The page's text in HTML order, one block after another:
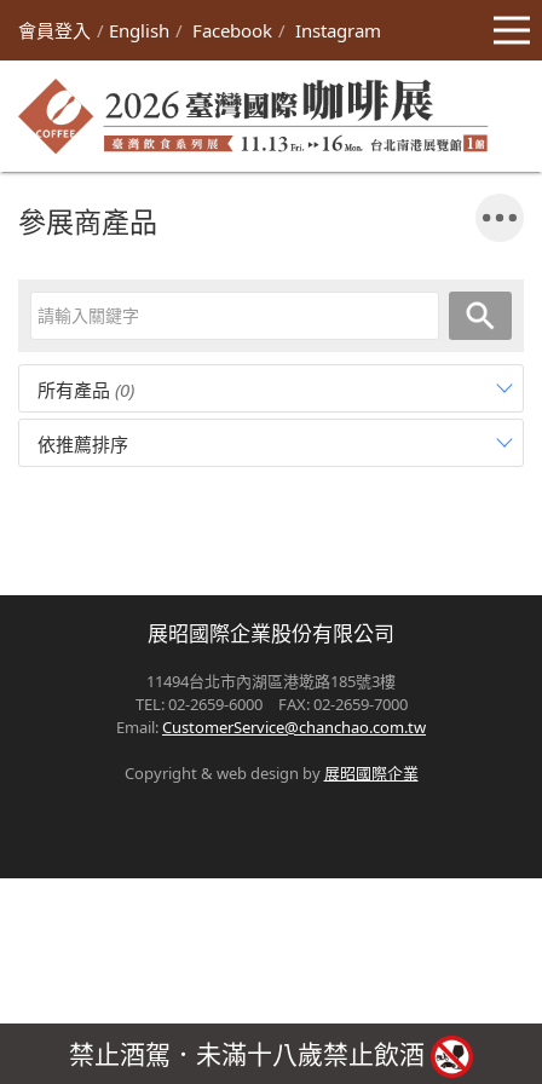
會員登入 English Facebook Instagram
參展商產品
所有產品 (0)
依推薦排序
展昭國際企業股份有限公司
11494台北市內湖區港墘路185號3樓
TEL: 02-2659-6000 FAX: 02-2659-7000
Email:CustomerService@chanchao.com.tw
Copyright & web design by 展昭國際企業
禁止酒駕．未滿十八歲禁止飲酒